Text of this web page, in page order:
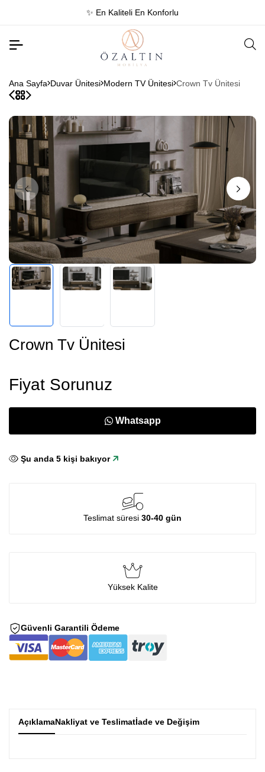
✨ En Kaliteli En Konforlu
Ana Sayfa Duvar Ünitesi Modern TV Ünitesi Crown Tv Ünitesi
Crown Tv Ünitesi
Fiyat Sorunuz
Whatsapp
Şu anda 5 kişi bakıyor
Teslimat süresi 30-40 gün
Yüksek Kalite
Güvenli Garantili Ödeme
AçıklamaNakliyat ve Teslimatİade ve Değişim